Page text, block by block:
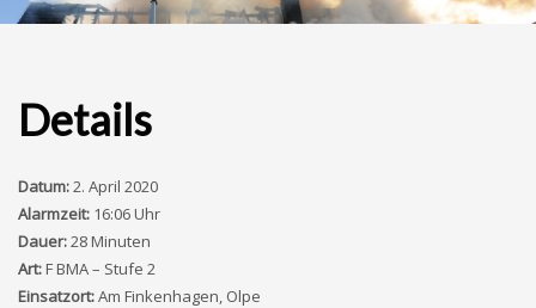
Details
Datum:2. April 2020
Alarmzeit: 16:06 Uhr
Dauer:28 Minuten
Art:F BMA – Stufe 2
Einsatzort:Am Finkenhagen, Olpe